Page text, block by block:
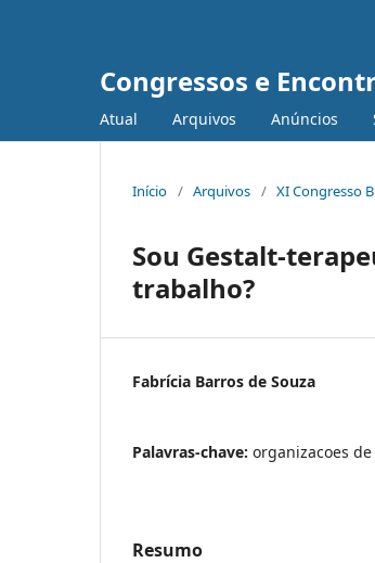
Congressos e
Atual Arquivos Anúncios
Início / Arquivos / XI Congresso
Sou Gestalt-
trabalho?
Fabrícia Barros de Souza
Palavras-chave: organizacoes
Resumo